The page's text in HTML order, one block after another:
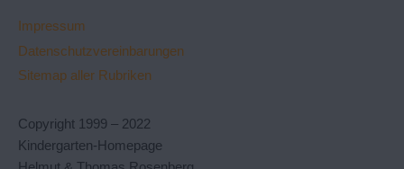
Impressum
Datenschutzvereinbarungen
Sitemap aller Rubriken
Copyright 1999 – 2022
Kindergarten-Homepage